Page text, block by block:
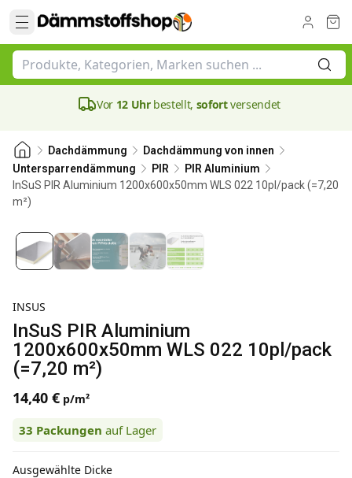
Vor 12 Uhrbestellt, sofortversendet
Dachdämmung
Dachdämmung von innen
Untersparrendämmung
PIR
PIR Aluminium
InSuS PIR Aluminium 1200x600x50mm WLS 022 10pl/pack (=7,20
m²)
INSUS
InSuS PIR Aluminium
1200x600x50mm WLS 022 10pl/pack
(=7,20 m²)
14,40 € p/m²
33 Packungen auf Lager
Ausgewählte Dicke